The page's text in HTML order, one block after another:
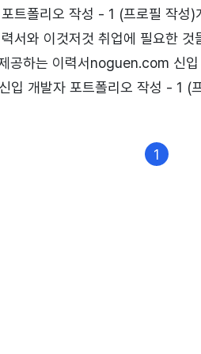
트폴리오 작성 - 1 (프로필 작성)
서와 이것저것 취업에 필요한
공하는 이력서noguen.com 신
입 개발자 포트폴리오 작성 - 1 (
)개요포트폴리오를 작성하게 된
1